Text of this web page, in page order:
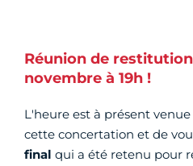
Réunion de
novembre à 19h !
L'heure est à présent
cette concertation et de
final qui a été retenu pour